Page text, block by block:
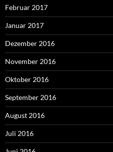
Februar 2017
Januar 2017
Dezember 2016
November 2016
Oktober 2016
September 2016
August 2016
Juli 2016